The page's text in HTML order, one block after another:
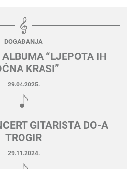
DOGAĐANJA
“LJEPOTA IH
KRASI”
29.04.2025.
GITARISTA DO-A
TROGIR
29.11.2024.